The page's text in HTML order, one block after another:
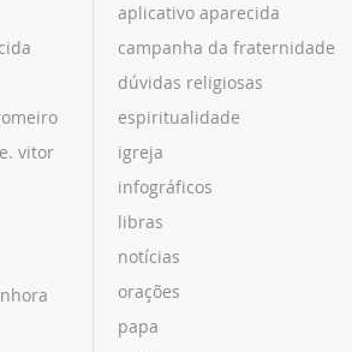
vitor
aplicativo aparecida
campanha da fraternidade
dúvidas religiosas
espiritualidade
igreja
infográficos
libras
notícias
orações
papa